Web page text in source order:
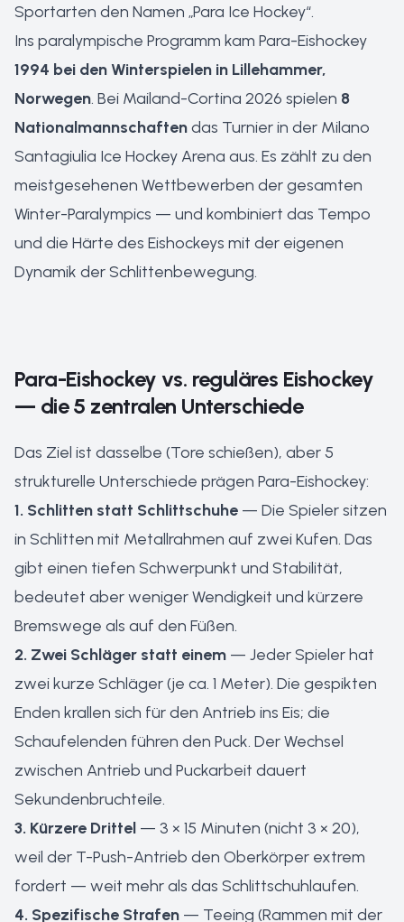
Sportarten den Namen „Para Ice Hockey“.
Ins paralympische Programm kam Para-Eishockey
1994 bei den Winterspielen in Lillehammer,
Norwegen. Bei Mailand-Cortina 2026 spielen 8
Nationalmannschaftendas Turnier in der Milano
Santagiulia Ice Hockey Arena aus. Es zählt zu den
meistgesehenen Wettbewerben der gesamten
Winter-Paralympics — und kombiniert das Tempo
und die Härte des Eishockeys mit der eigenen
Dynamik der Schlittenbewegung.
Para-Eishockey vs. reguläres Eishockey
— die 5 zentralen Unterschiede
Das Ziel ist dasselbe (Tore schießen), aber 5
strukturelle Unterschiede prägen Para-Eishockey:
1. Schlitten statt Schlittschuhe — Die Spieler sitzen
in Schlitten mit Metallrahmen auf zwei Kufen. Das
gibt einen tiefen Schwerpunkt und Stabilität,
bedeutet aber weniger Wendigkeit und kürzere
Bremswege als auf den Füßen.
2. Zwei Schläger statt einem — Jeder Spieler hat
zwei kurze Schläger (je ca. 1 Meter). Die gespikten
Enden krallen sich für den Antrieb ins Eis; die
Schaufelenden führen den Puck. Der Wechsel
zwischen Antrieb und Puckarbeit dauert
Sekundenbruchteile.
3. Kürzere Drittel — 3 × 15 Minuten (nicht 3 × 20),
weil der T-Push-Antrieb den Oberkörper extrem
fordert — weit mehr als das Schlittschuhlaufen.
4. Spezifische Strafen — Teeing (Rammen mit der